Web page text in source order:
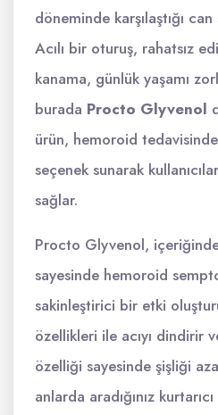
döneminde karşılaştığı can
Acılı bir oturuş, rahatsız
kanama, günlük yaşamı
burada Procto Glyvenol
ürün, hemoroid
seçenek sunarak
sağlar.
Procto Glyvenol,
sayesinde hemoroid
sakinleştirici bir etki
özellikleri ile acıyı dindirir
özelliği sayesinde şişliği
anlarda aradığınız